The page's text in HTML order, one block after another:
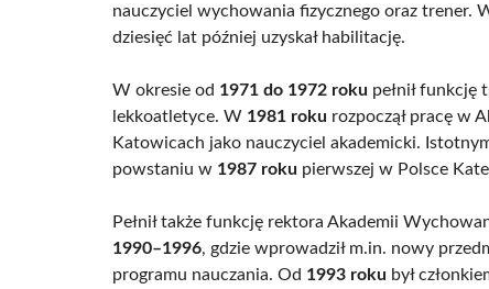
nauczyciel wychowania fizycznego oraz trener.
dziesięć lat później uzyskał habilitację.
W okresie od 1971 do 1972 roku pełnił
lekkoatletyce. W 1981 roku rozpoczął pracę w
Katowicach jako nauczyciel akademicki.
powstaniu w 1987 roku pierwszej w Polsce
Pełnił także funkcję rektora Akademii
1990–1996, gdzie wprowadził m.in. nowy
programu nauczania. Od 1993 roku był